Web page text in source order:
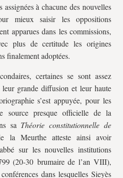
à chacune des nouvelles
mieux saisir les oppositions
apparues dans les commissions,
plus de certitude les origines
finalement adoptées.
certaines se sont assez
leur grande diffusion et leur haute
s’est appuyée, pour les
source presque officielle de la
sa Théorie constitutionnelle de
la Meurthe atteste ainsi avoir
sur les nouvelles institutions
(20-30 brumaire de l’an VIII),
dans lesquelles Sieyès